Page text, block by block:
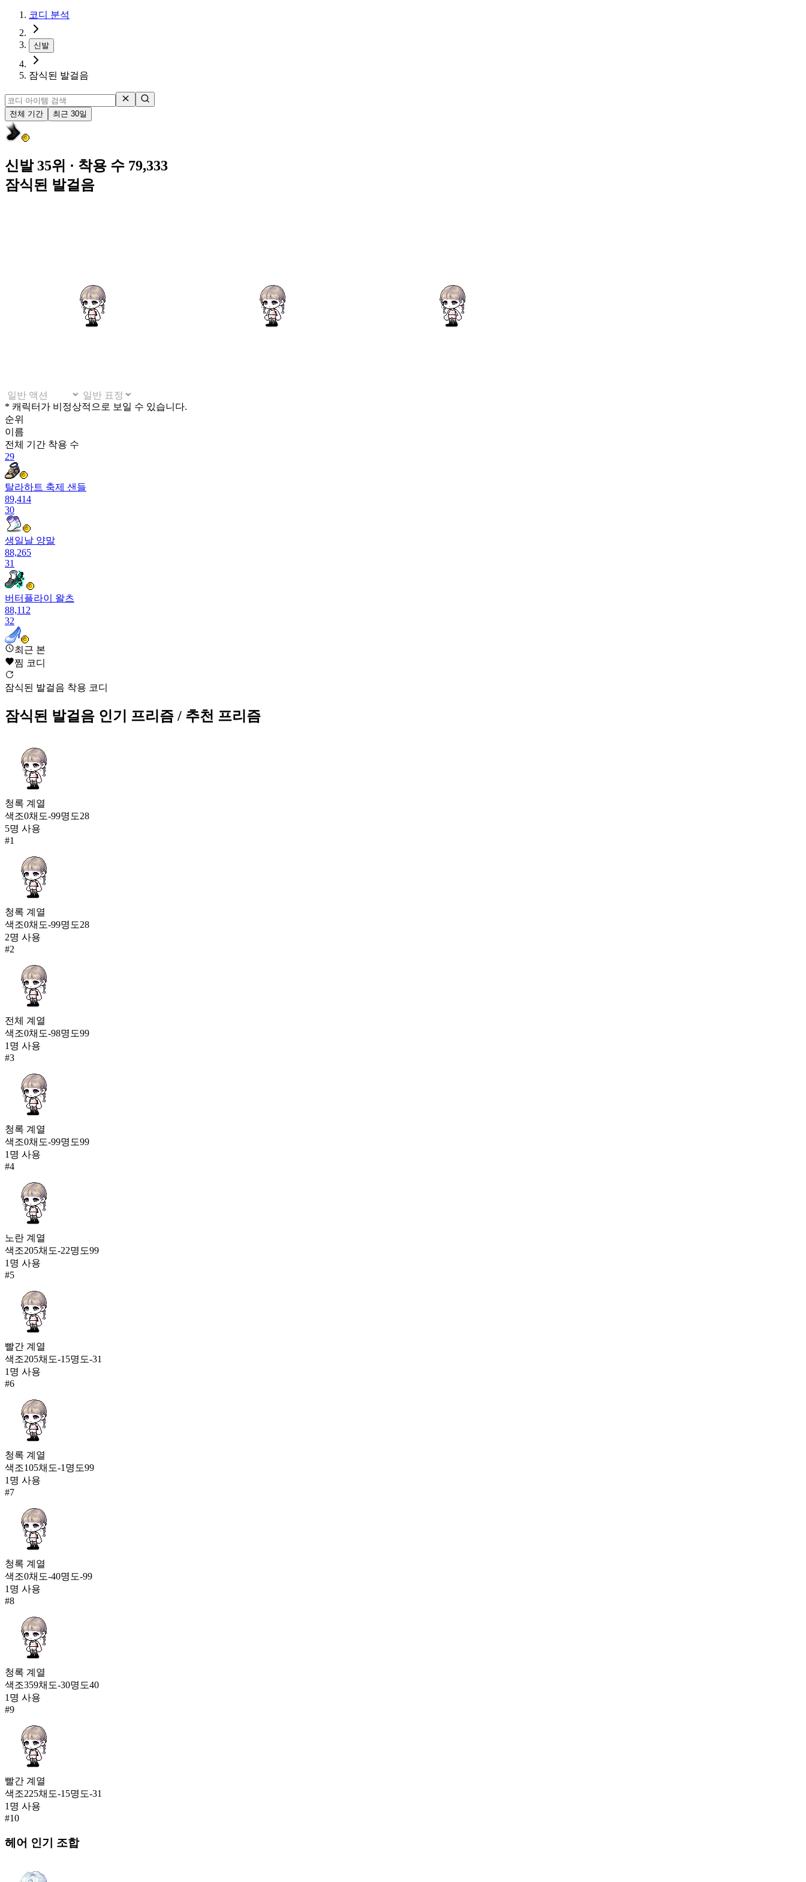
코디 분석
신발
잠식된 발걸음
전체 기간 최근 30일
신발 35위 · 착용 수 79,333
잠식된 발걸음
* 캐릭터가 비정상적으로 보일 수 있습니다.
순위
이름
전체 기간 착용 수
29
탈라하트 축제 샌들
89,414
30
생일날 양말
88,265
31
버터플라이 왈츠
88,112
32
선녀의 자존심(여)
86,786
33
86,340
34
79,414
잠식된 발걸음
79,333
36
지식의 흐름
77,472
작은 해달 슬리퍼
73,178
38
봉인된 기억
72,773
체리베리 니삭스
72,710
시크 블랙 구두
71,751
41
71,297
최근 본
찜 코디
잠식된 발걸음 착용 코디
잠식된 발걸음 인기 프리즘 / 추천 프리즘
청록 계열
색조0채도-99명도28
5명 사용
#1
청록 계열
색조0채도-99명도28
2명 사용
#2
전체 계열
색조0채도-98명도99
1 명 사용
#3
청록 계열
색조0채도-99명도99
1 명 사용
#4
노란 계열
색조205채도-22명도99
1 명 사용
#5
빨간 계열
색조205채도-15명도-31
1 명 사용
#6
청록 계열
색조105채도-1 명도99
1 명 사용
#7
청록 계열
색조0채도-40명도-99
1 명 사용
#8
청록 계열
색조359채도-30명도40
1 명 사용
#9
빨간 계열
색조225채도-15명도-31
1 명 사용
#10
헤어 인기 조합